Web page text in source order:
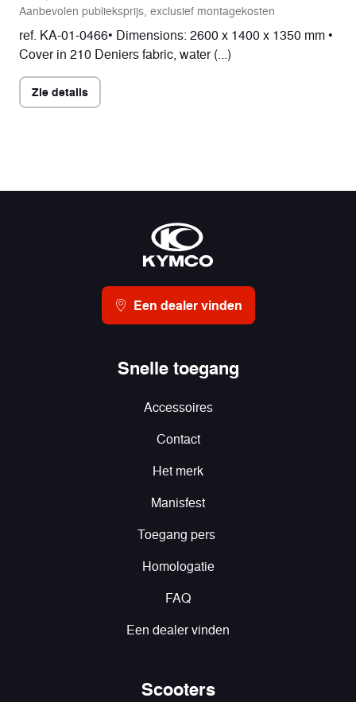
Aanbevolen publieksprijs, exclusief montagekosten
ref. KA-01-0466• Dimensions: 2600 x 1400 x 1350 mm •
Cover in 210 Deniers fabric, water (...)
Zie details
Een dealer vinden
Snelle toegang
Accessoires
Contact
Het merk
Manisfest
Toegang pers
Homologatie
FAQ
Een dealer vinden
Scooters